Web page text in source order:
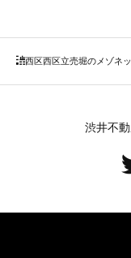
西区立売堀のメゾネ
西区
渋井不